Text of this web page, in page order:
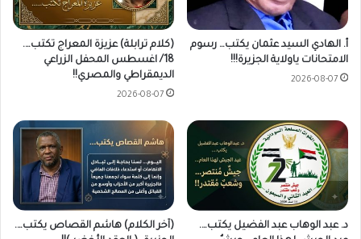
أ. الهادي السيد عثمان يكتب… رسوم
الامتحانات ياولاية الجزيرة!!!
2026-08-07
(كلام ترابلة) عزيزة المعراج تكتب….
18/ اغسطس المحفل الزراعي
الديمقراطي والمصري!!
2026-08-07
د. عبد الوهاب عبد الفضيل يكتب….
(آخر الكلام) هاشم القصاص يكتب….